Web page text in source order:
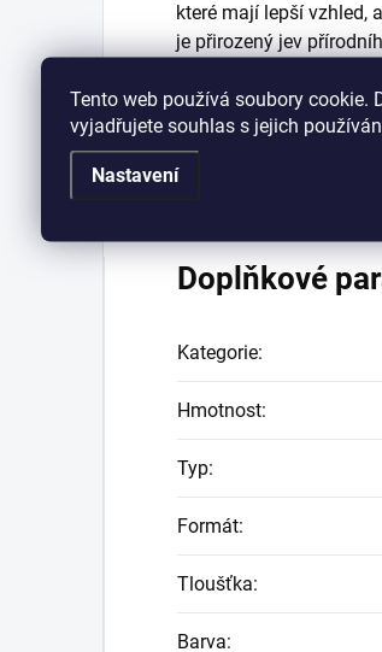
Tento web používá soubory cookie.
vyjadřujete souhlas s jejich
Nastavení
které mají lepší vzhled,
je přirozený jev
doporučujeme před
vzhledu použít na tzv.
Na tento produkt je
vypočtena individuálně
Doplňkové
Kategorie:
Hmotnost:
Typ:
Formát:
Tloušťka:
Barva: